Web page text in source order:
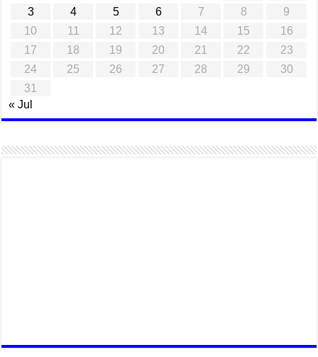
3
4 5 6 7 8
9
10
11 12 13 14 15
16
17
18 19 20 21 22
23
24
25 26 27 28 29
30
31
« Jul